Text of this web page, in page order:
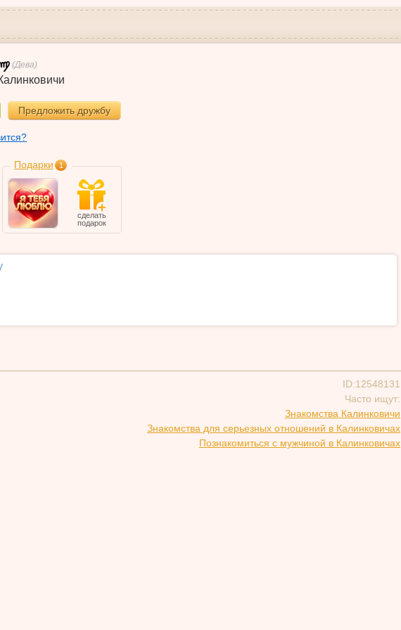
(Дева)
Предложить дружбу
Подарки 1
сделать
подарок
ID:12548131
Часто ищут:
Знакомства Калинковичи
Знакомства для серьезных отношений в Калинковичах
Познакомиться с мужчиной в Калинковичах